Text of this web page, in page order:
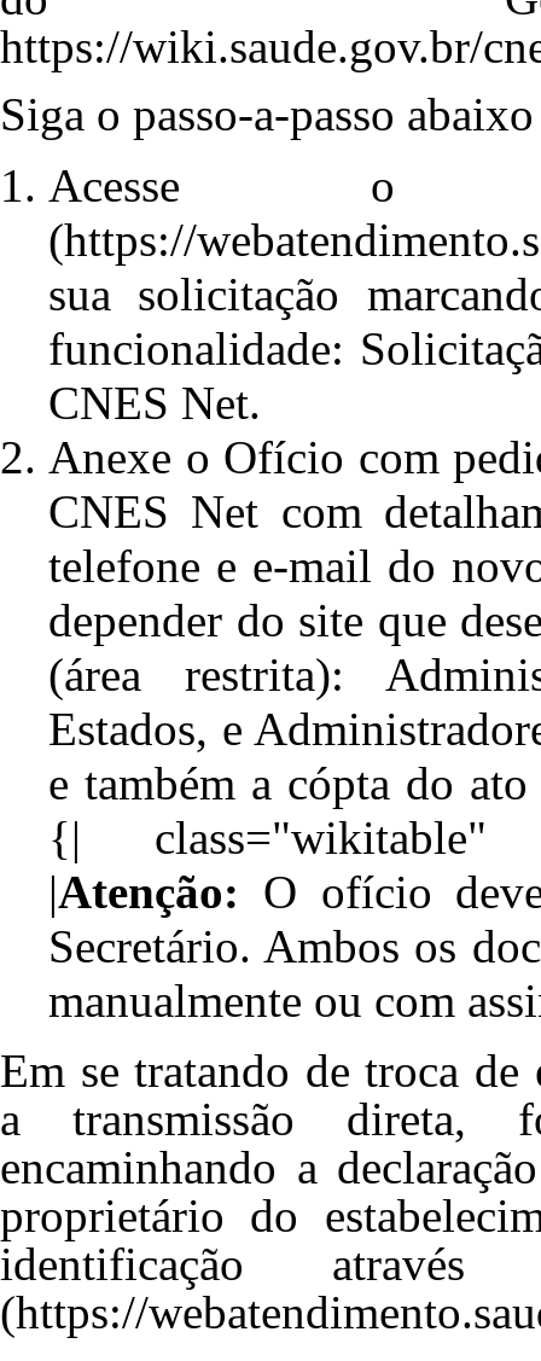
https://wiki.saude.gov.br/
Siga o passo-a-passo
Acesse
sua solicitação
funcionalidade:
CNES Net.
Anexe o Ofício com
CNES Net com
telefone e e-mail do
depender do site que
(área restrita):
Estados, e
e também a cópta do
{| class="wikitable"
|Atenção: O ofício
Secretário. Ambos os
manualmente ou com
Em se tratando de troca
a transmissão direta,
encaminhando a
proprietário do
identificação